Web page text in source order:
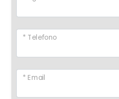
* Telefono
* Email